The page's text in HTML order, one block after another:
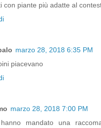
con piante più adatte al
marzo 28, 2018 6:35 PM
piacevano
marzo 28, 2018 7:00 PM
mandato una